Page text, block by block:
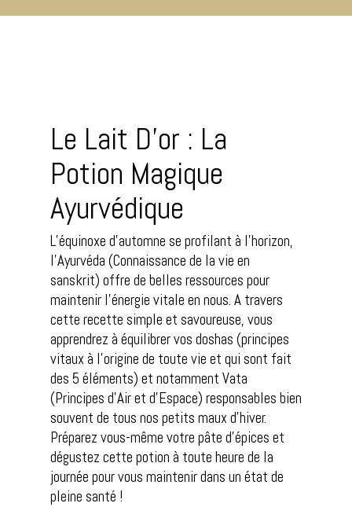
Le Lait D’or : La
Potion Magique
Ayurvédique
L’équinoxe d’automne se profilant à l’horizon,
l’Ayurvéda (Connaissance de la vie en
sanskrit) offre de belles ressources pour
maintenir l’énergie vitale en nous. A travers
cette recette simple et savoureuse, vous
apprendrez à équilibrer vos doshas (principes
vitaux à l’origine de toute vie et qui sont fait
des 5 éléments) et notamment Vata
(Principes d’Air et d’Espace) responsables bien
souvent de tous nos petits maux d’hiver.
Préparez vous-même votre pâte d’épices et
dégustez cette potion à toute heure de la
journée pour vous maintenir dans un état de
pleine santé !